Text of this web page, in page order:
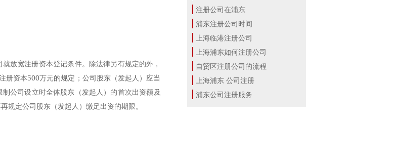
宽注册资本登记条件。除法律另有规定的外，
册资本500万元的规定；公司股东（发起人）应当
公司设立时全体股东（发起人）的首次出资额及
规定公司股东（发起人）缴足出资的期限。
注册公司在浦东
浦东注册公司时间
上海临港注册公司
上海浦东如何注册公司
自贸区注册公司的流程
上海浦东 公司注册
浦东公司注册服务